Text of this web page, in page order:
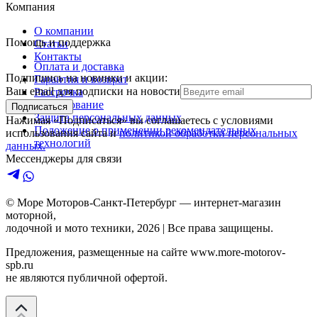
Компания
О компании
Статьи
Контакты
Помощь и поддержка
Оплата и доставка
Гарантия и возврат
Рассрочка
Кредитование
Защита персональных данных
Положение о применении рекомендательных
технологий
Подпишись на новинки и акции:
Ваш email для подписки на новости
Подписаться
Нажимая «Подписаться» вы соглашаетесь с условиями
использования сайта и политикой обработки персональных
данных.
Мессенджеры для связи
© Море Моторов-Санкт-Петербург — интернет-магазин
моторной,
лодочной и мото техники, 2026 | Все права защищены.
Предложения, размещенные на сайте www.more-motorov-
spb.ru
не являются публичной офертой.